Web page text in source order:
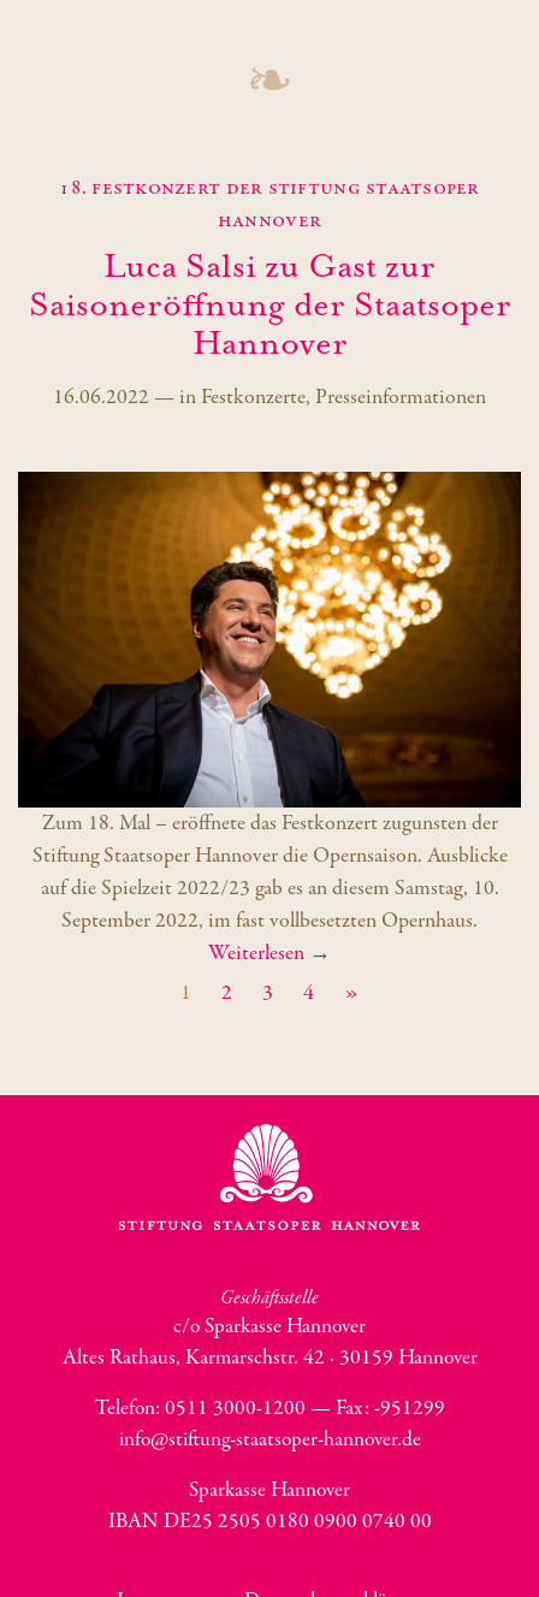
❧
18. Festkonzert der Stiftung Staatsoper
Hannover
Luca Salsi zu Gast zur
Saisoneröffnung der Staatsoper
Hannover
16.06.2022 — in Festkonzerte, Presseinformationen
Zum 18. Mal – eröffnete das Festkonzert zugunsten der
Stiftung Staatsoper Hannover die Opernsaison. Ausblicke
auf die Spielzeit 2022/23 gab es an diesem Samstag, 10.
September 2022, im fast vollbesetzten Opernhaus.
Weiterlesen →
1
2 3 4 »
Geschäftsstelle
c/o Sparkasse Hannover
Altes Rathaus, Karmarschstr. 42 · 30159 Hannover
Telefon: 0511 3000-1200 — Fax: -951299
info@stiftung-staatsoper-hannover.de
Sparkasse Hannover
IBAN DE25 2505 0180 0900 0740 00